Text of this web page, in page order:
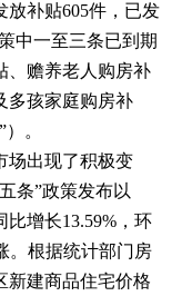
放补贴605件，已发
中一至三条已到期
、赡养老人购房补
多孩家庭购房补
。
出现了积极变
条”政策发布以
增长13.59%，环
。根据统计部门房
新建商品住宅价格